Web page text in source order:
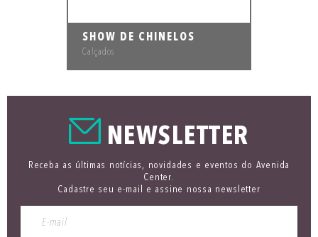
SHOW DE CHINELOS
Calçados
NEWSLETTER
Receba as últimas notícias, novidades e eventos do Avenida
Center.
Cadastre seu e-mail e assine nossa newsletter